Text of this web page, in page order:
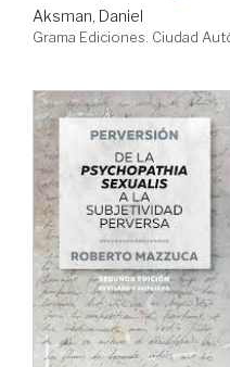
Aksman, Daniel
Grama Ediciones. Ciudad